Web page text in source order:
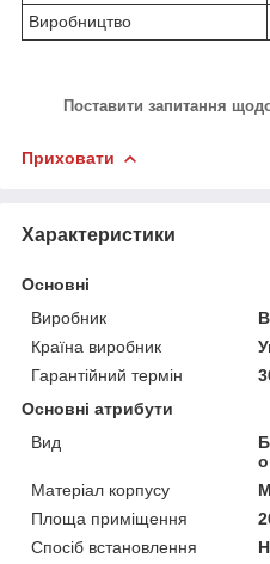
Виробництво
Поставити запитання
Приховати
Характеристики
Основні
Виробник
Країна виробник
Гарантійний термін
Основні атрибути
Вид
Матеріал корпусу
Площа приміщення
Спосіб встановлення